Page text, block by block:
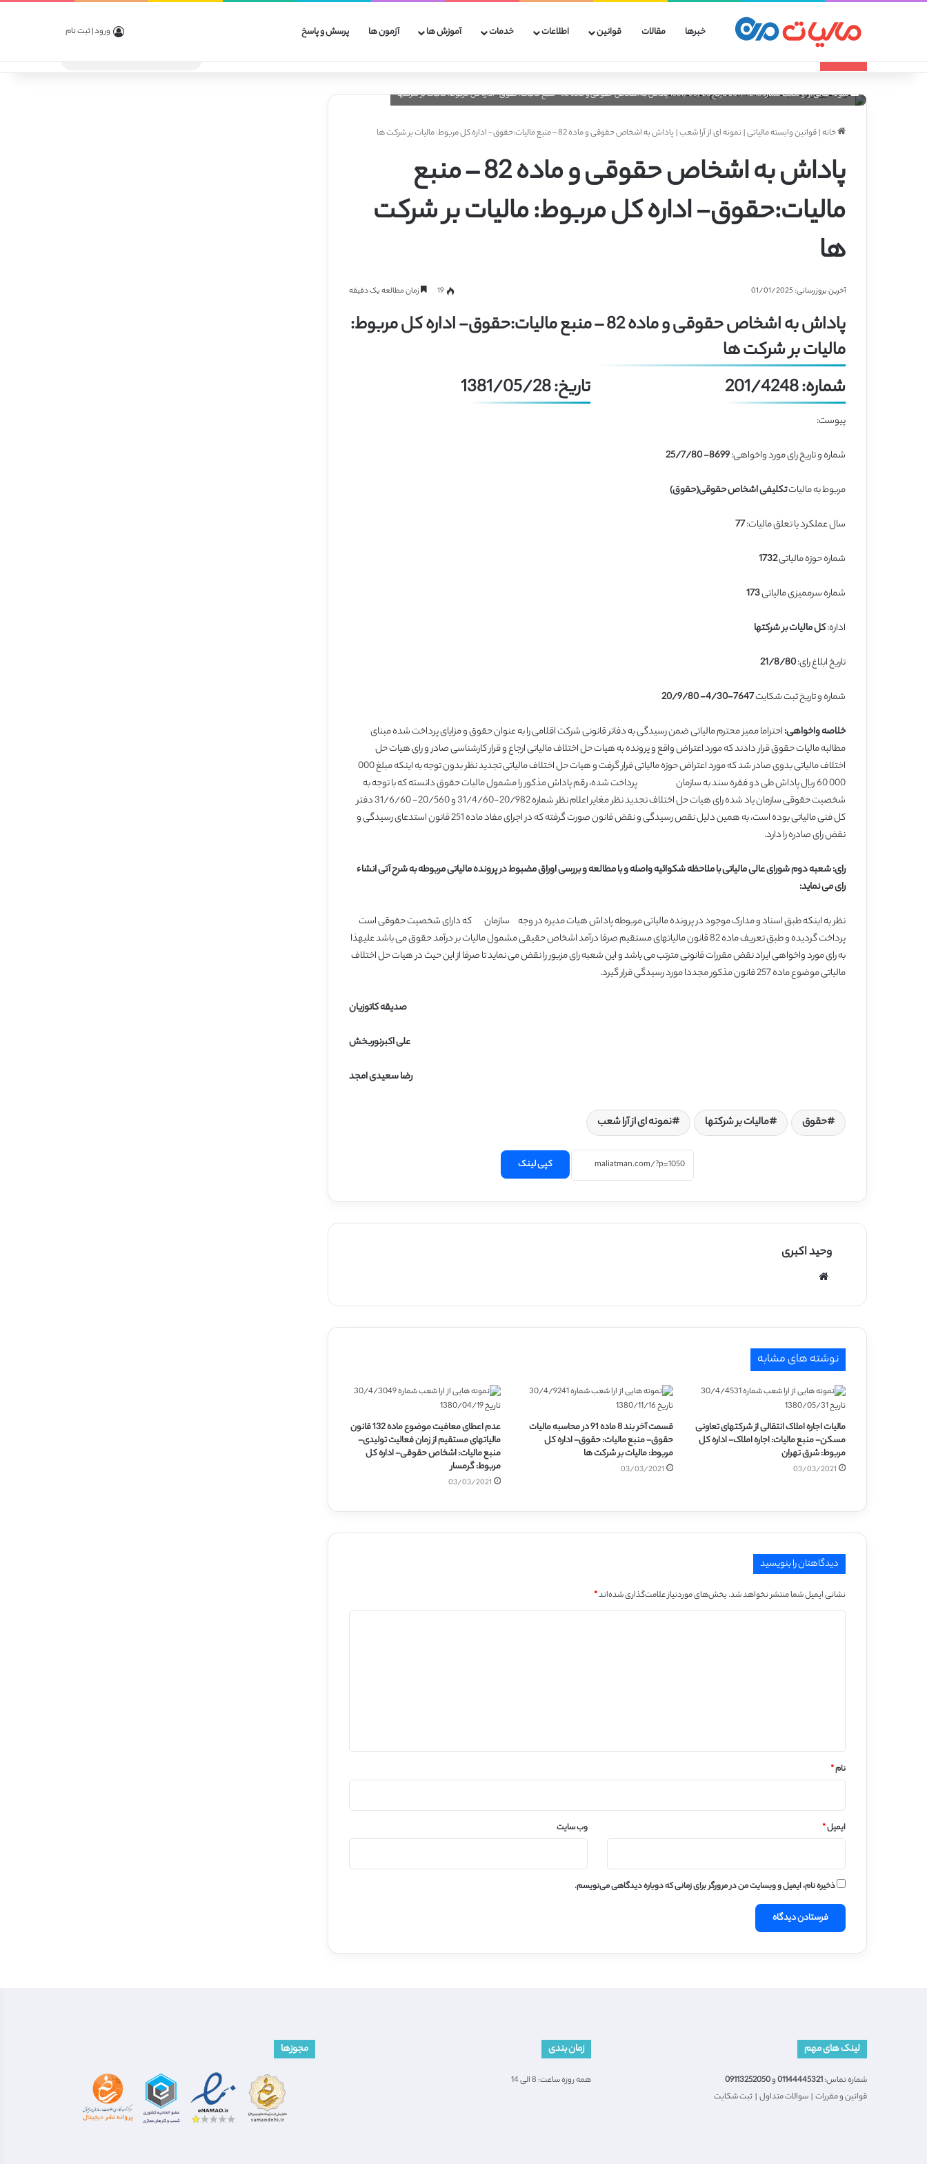
خبرها مقالات قوانین اطلاعات خدمات آموزش ها آزمون ها پرسش و پاسخ ورود | ثبت نام
نمونه هایی از ارا شعب شماره 201/4248 تاریخ 1381/05/28 پاداش به اشخاص حقوقی و ماده 82- منبع مالیات:حقوق- اداره کل مربوط: مالیات بر شرکتها
خانه|قوانین وابسته مالیاتی| نمونه ای از آرا شعب| پاداش به اشخاص حقوقی و ماده 82 – منبع مالیات:حقوق- اداره کل مربوط: مالیات بر شرکت ها
پاداش به اشخاص حقوقی و ماده 82 – منبع
مالیات:حقوق- اداره کل مربوط: مالیات بر شرکت
ها
آخرین بروزرسانی: 01/01/2025 19 زمان مطالعه یک دقیقه
پاداش به اشخاص حقوقی و ماده 82 – منبع مالیات:حقوق- اداره کل مربوط:
مالیات بر شرکت ها
شماره: 201/4248
تاریخ: 1381/05/28
پیوست:
شماره و تاریخ رای مورد واخواهی:
مربوط به مالیاتتکلیفی اشخاص حقوقی(حقوق)
سال عملکرد یا تعلق مالیات:77
شماره حوزه مالیاتی1732
شماره سرممیزی مالیاتی
اداره:کل مالیات بر شرکتها
تاریخ ابلاغ رای:21/8/80
شماره و تاریخ ثبت شکایت7647-4/30- 20/9/80
خلاصه واخواهی:احتراما ممیز محترم مالیاتی ضمن رسیدگی به دفاتر قانونی شرکت اقلامی را به عنوان حقوق و مزایای پرداخت شده مبنای
مطالبه مالیات حقوق قرار دادند که مورد اعتراض واقع و پرونده به هیات حل اختلاف مالیاتی ارجاع و قرار کارشناسی صادر و رای هیات حل
اختلاف مالیاتی بدوی صادر شد که مورد اعتراض حوزه مالیاتی قرار گرفت و هیات حل اختلاف مالیاتی تجدید نظر بدون توجه به اینکه مبلغ 000
000 60 ریال پاداش طی دو فقره سند به سازمان پرداخت شده، رقم پاداش مذکور را مشمول مالیات حقوق دانسته که با توجه به
شخصیت حقوقی سازمان یاد شده رای هیات حل اختلاف تجدید نظر مغایر اعلام نظر شماره 20/982-31/4/60 و 20/560- 31/6/60 دفتر
کل فنی مالیاتی بوده است، به همین دلیل نقص رسیدگی و نقض قانون صورت گرفته که در اجرای مفاد ماده 251 قانون استدعای رسیدگی و
نقض رای صادره را دارد.
رای: شعبه دوم شورای عالی مالیاتی با ملاحظه شکوائیه واصله و با مطالعه و بررسی اوراق مضبوط در پرونده مالیاتی مربوطه به شرح آتی انشاء
رای می نماید:
نظر به اینکه طبق اسناد و مدارک موجود در پرونده مالیاتی مربوطه پاداش هیات مدیره در وجه سازمان که دارای شخصیت حقوقی است
پرداخت گردیده و طبق تعریف ماده 82 قانون مالیاتهای مستقیم صرفا درآمد اشخاص حقیقی مشمول مالیات بر درآمد حقوق می باشد علیهذا
به رای مورد واخواهی ایراد نقض مقررات قانونی مترتب می باشد و این شعبه رای مزبور را نقض می نماید تا صرفا از این حیث در هیات حل اختلاف
مالیاتی موضوع ماده 257 قانون مذکور مجددا مورد رسیدگی قرار گیرد.
صدیقه کاتوزیان
علی اکبرنوربخش
رضا سعیدی امجد
حقوق مالیات بر شرکتها نمونه ای از آرا شعب
کپی لینک
وحید اکبری
نوشته های مشابه
مالیات اجاره املاک انتقالی از شرکتهای تعاونی
مسکن- منبع مالیات: اجاره املاک- اداره کل
مربوط: شرق تهران
03/03/2021
قسمت آخر بند 8 ماده 91 در محاسبه مالیات
حقوق- منبع مالیات: حقوق- اداره کل
مربوط: مالیات بر شرکت ها
03/03/2021
عدم اعطای معافیت موضوع ماده 132 قانون
مالیاتهای مستقیم از زمان فعالیت تولیدی-
منبع مالیات: اشخاص حقوقی- اداره کل
مربوط: گرمسار
03/03/2021
دیدگاهتان را بنویسید
نشانی ایمیل شما منتشر نخواهد شد.بخش‌های موردنیاز علامت‌گذاری شده‌اند*
نام*
ایمیل* وب‌ سایت
ذخیره نام، ایمیل و وبسایت من در مرورگر برای زمانی که دوباره دیدگاهی می‌نویسم.
لینک های مهم
شماره تماس:01144445321و09113252050
قوانین و مقررات | سوالات متداول | ثبت شکایت
زمان بندی
همه روزه ساعت: 8 الی 14
مجوزها